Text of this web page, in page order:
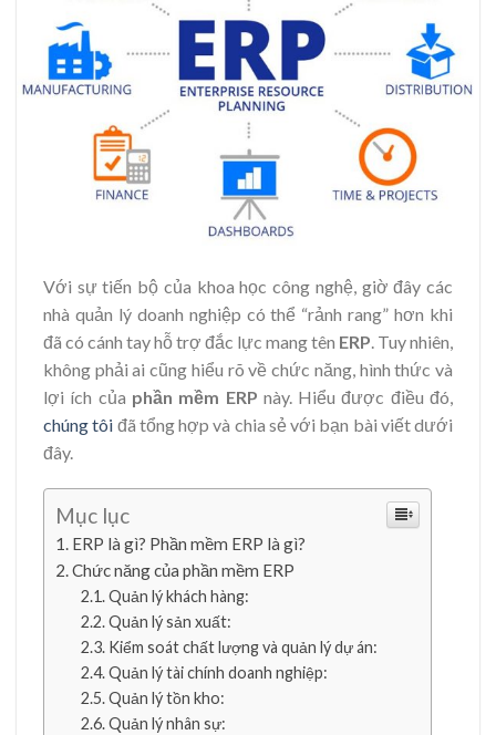
Với sự tiến bộ của khoa học công nghệ, giờ đây các
nhà quản lý doanh nghiệp có thể “rảnh rang” hơn khi
đã có cánh tay hỗ trợ đắc lực mang tên ERP . Tuy nhiên,
không phải ai cũng hiểu rõ về chức năng, hình thức và
lợi ích của phần mềm ERP này. Hiểu được điều đó,
chúng tôi đã tổng hợp và chia sẻ với bạn bài viết dưới
đây.
Mục lục
ERP là gì? Phần mềm ERP là gì?
Chức năng của phần mềm ERP
Quản lý khách hàng:
Quản lý sản xuất:
Kiểm soát chất lượng và quản lý dự án:
Quản lý tài chính doanh nghiệp:
Quản lý tồn kho:
Quản lý nhân sự: